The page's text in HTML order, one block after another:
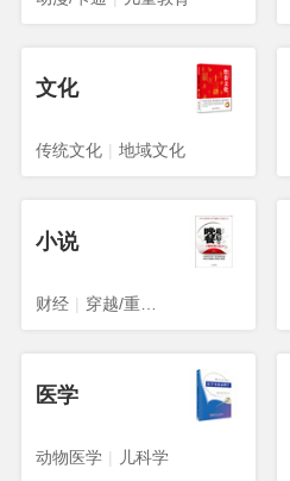
文化
传统文化 | 地域文化
小说
财经 |
医学
动物医学 | 儿科学